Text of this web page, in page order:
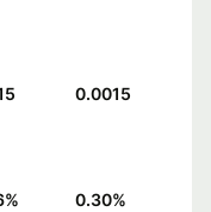
0.0015
% 0.30%